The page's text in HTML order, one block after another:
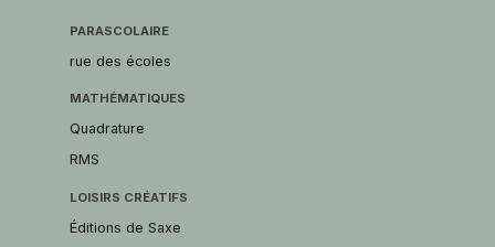
PARASCOLAIRE
rue des écoles
MATHÉMATIQUES
Quadrature
RMS
LOISIRS CRÉATIFS
Éditions de Saxe